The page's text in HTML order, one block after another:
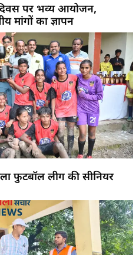
पर भव्य आयोजन,
मांगों का ज्ञापन
फुटबॉल लीग की सीनियर